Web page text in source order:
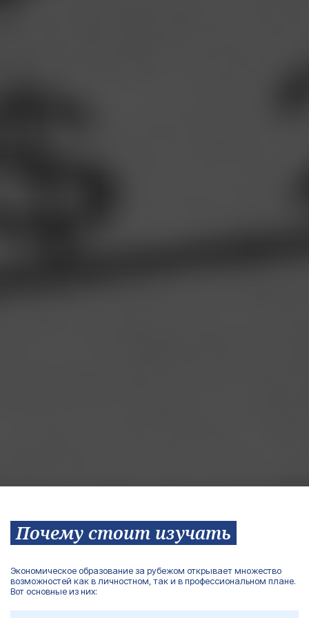
Почему стоит изучать
Экономическое образование за рубежом открывает множество
возможностей как в личностном, так и в профессиональном плане.
Вот основные из них: